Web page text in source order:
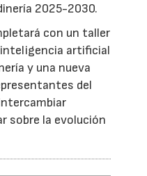
2025-2030.
con un taller
artificial
y una nueva
del
sobre la evolución